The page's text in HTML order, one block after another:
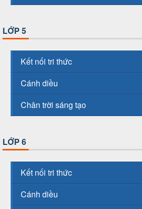
LỚP 5
Kết nối tri thức
Cánh diều
Chân trời sáng tạo
LỚP 6
Kết nối tri thức
Cánh diều